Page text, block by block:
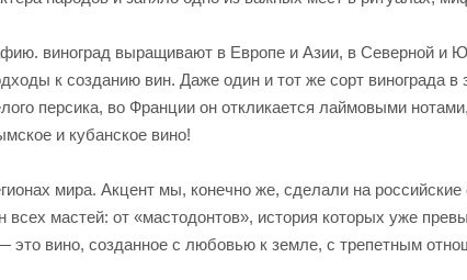
виноград выращивают в Европе и Азии, в Северной
к созданию вин. Даже один и тот же сорт винограда
персика, во Франции он откликается лаймовыми
и кубанское вино!
мира. Акцент мы, конечно же, сделали на российские
мастей: от «мастодонтов», история которых уже
это вино, созданное с любовью к земле, с трепетным